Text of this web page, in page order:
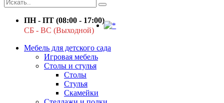
ПН - ПТ (08:00 - 17:00)
СБ - ВС (Выходной)
Мебель для детского сада
Игровая мебель
Столы и стулья
Столы
Стулья
Скамейки